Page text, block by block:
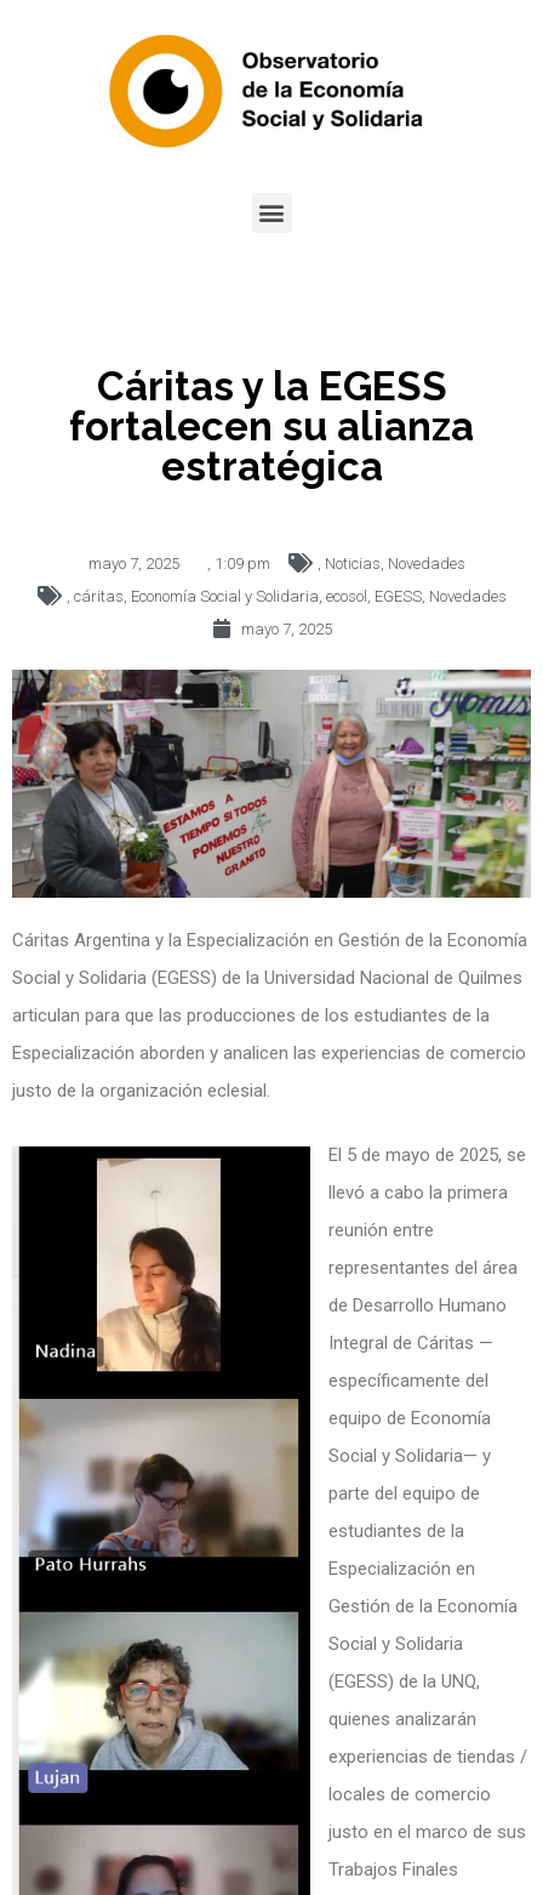
Cáritas y la EGESS
fortalecen su alianza
estratégica
mayo 7, 2025 1:09 pm Noticias Novedades
cáritas Economía Social y Solidaria ecosol EGESS, Novedades
mayo 7, 2025
Cáritas Argentina y la Especialización en Gestión de la Economía
Social y Solidaria (EGESS) de la Universidad Nacional de Quilmes
articulan para que las producciones de los estudiantes de la
Especialización aborden y analicen las experiencias de comercio
justo de la organización eclesial.
El 5 de mayo de 2025, se
llevó a cabo la primera
reunión entre
representantes del área
de Desarrollo Humano
Integral de Cáritas —
específicamente del
equipo de Economía
Social y Solidaria— y
parte del equipo de
estudiantes de la
Especialización en
Gestión de la Economía
Social y Solidaria
(EGESS) de la UNQ,
quienes analizarán
experiencias de tiendas /
locales de comercio
justo en el marco de sus
Trabajos Finales